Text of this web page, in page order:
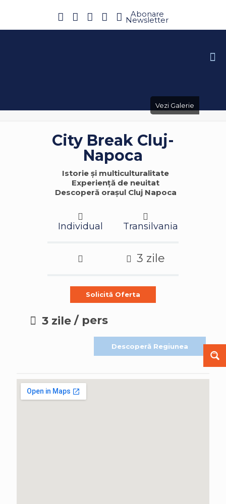
Abonare
Newsletter
Vezi Galerie
City Break Cluj-
Napoca
Istorie și multiculturalitate
Experiență de neuitat
Descoperă orașul Cluj Napoca
Individual Transilvania
3 zile
Solicită Oferta
3 zile / pers
Descoperă Regiunea